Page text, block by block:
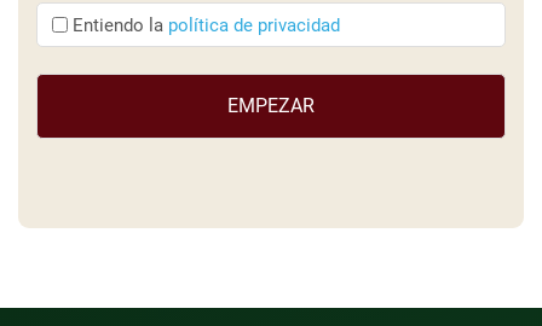
Entiendo
que
(Obligatorio)
Entiendo la política de privacidad